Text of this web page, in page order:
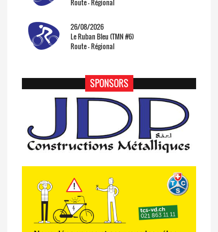
Route - Régional
26/08/2026
Le Ruban Bleu (TMN #6)
Route - Régional
SPONSORS